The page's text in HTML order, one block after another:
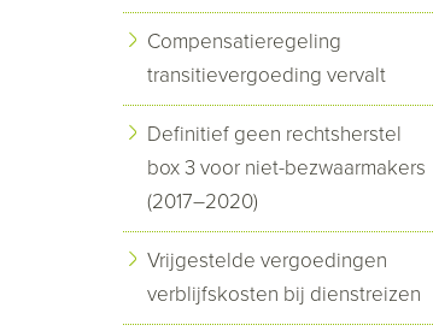
Compensatieregeling
transitievergoeding vervalt
Definitief geen rechtsherstel
box 3 voor niet-bezwaarmakers
(2017–2020)
Vrijgestelde vergoedingen
verblijfskosten bij dienstreizen